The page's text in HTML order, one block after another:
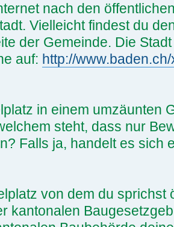
nach den
Vielleicht findest du
der Gemeinde. Die
auf: http://
in einem umzäunten
steht, dass nur
Falls ja, handelt es sich
von dem du sprichst
kantonalen